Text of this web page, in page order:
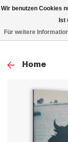
Home
Wir benutzen Cookies
Ist
Für weitere